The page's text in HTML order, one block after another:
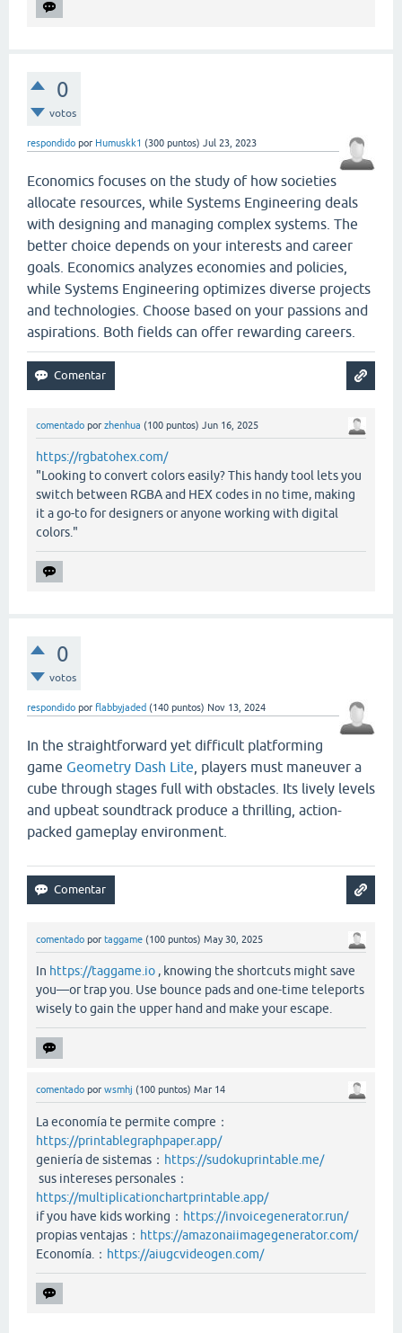
0
votos
respondido por Humuskk1 (300 puntos) Jul 23, 2023
Economics focuses on the study of how societies
allocate resources, while Systems Engineering deals
with designing and managing complex systems. The
better choice depends on your interests and career
goals. Economics analyzes economies and policies,
while Systems Engineering optimizes diverse projects
and technologies. Choose based on your passions and
aspirations. Both fields can offer rewarding careers.
comentado por zhenhua (100 puntos) Jun 16, 2025
https://rgbatohex.com/
"Looking to convert colors easily? This handy tool lets you
switch between RGBA and HEX codes in no time, making
it a go-to for designers or anyone working with digital
colors."
0
votos
respondido por flabbyjaded (140 puntos) Nov 13, 2024
In the straightforward yet difficult platforming
game Geometry Dash Lite , players must maneuver a
cube through stages full with obstacles. Its lively levels
and upbeat soundtrack produce a thrilling, action-
packed gameplay environment.
comentado por taggame (100 puntos) May 30, 2025
In https://taggame.io , knowing the shortcuts might save
you—or trap you. Use bounce pads and one-time teleports
wisely to gain the upper hand and make your escape.
comentado por wsmhj (100 puntos) Mar 14
La economía te permite compre：
https://printablegraphpaper.app/
geniería de sistemas： https://sudokuprintable.me/
sus intereses personales：
https://multiplicationchartprintable.app/
if you have kids working： https://invoicegenerator.run/
propias ventajas： https://amazonaiimagegenerator.com/
Economía.： https://aiugcvideogen.com/